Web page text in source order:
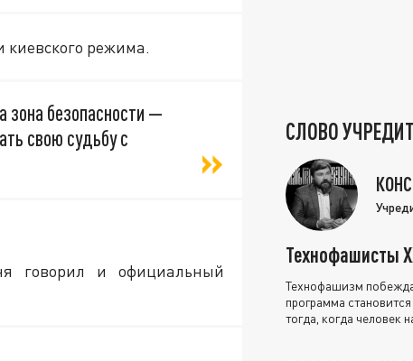
киевского режима.
зона безопасности —
свою судьбу с
говорил и официальный
СЛОВО
Технофашисты
Технофашизм
программа
тогда, когда человек